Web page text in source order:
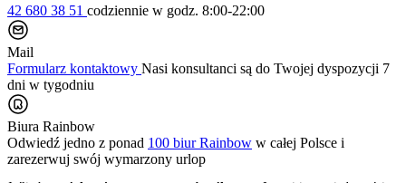
42 680 38 51 codziennie w godz. 8:00-22:00
Mail
Formularz kontaktowy Nasi konsultanci są do Twojej dyspozycji 7
dni w tygodniu
Biura Rainbow
Odwiedź jedno z ponad 100 biur Rainbow w całej Polsce i
zarezerwuj swój wymarzony urlop